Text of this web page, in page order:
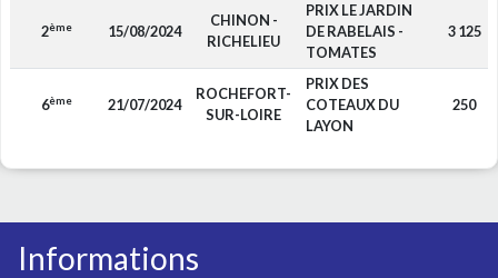
2ème 15/08/2024
CHINON -
RICHELIEU
PRIX LE JARDIN
DE RABELAIS -
TOMATES
3 125
6ème 21/07/2024
ROCHEFORT-
SUR-LOIRE
PRIX DES
COTEAUX DU
LAYON
250
Informations